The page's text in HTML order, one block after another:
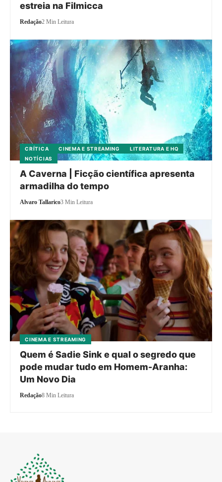
estreia na Filmicca
Redação2 Min Leitura
CRÍTICA CINEMA E STREAMING
LITERATURA E HQ
NOTÍCIAS
A Caverna | Ficção científica apresenta
armadilha do tempo
Alvaro Tallarico3 Min Leitura
CINEMA E STREAMING
Quem é Sadie Sink e qual o segredo que
pode mudar tudo em Homem-Aranha:
Um Novo Dia
Redação8 Min Leitura